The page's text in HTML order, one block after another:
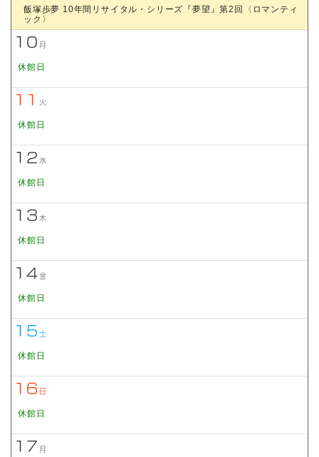
飯塚歩夢 10年間リサイタル・シリーズ『夢望』第2回〈ロマンティ
ック〉
10 月
休館日
11 火
休館日
12 水
休館日
13 木
休館日
14金
休館日
15 土
休館日
16 日
休館日
17 月